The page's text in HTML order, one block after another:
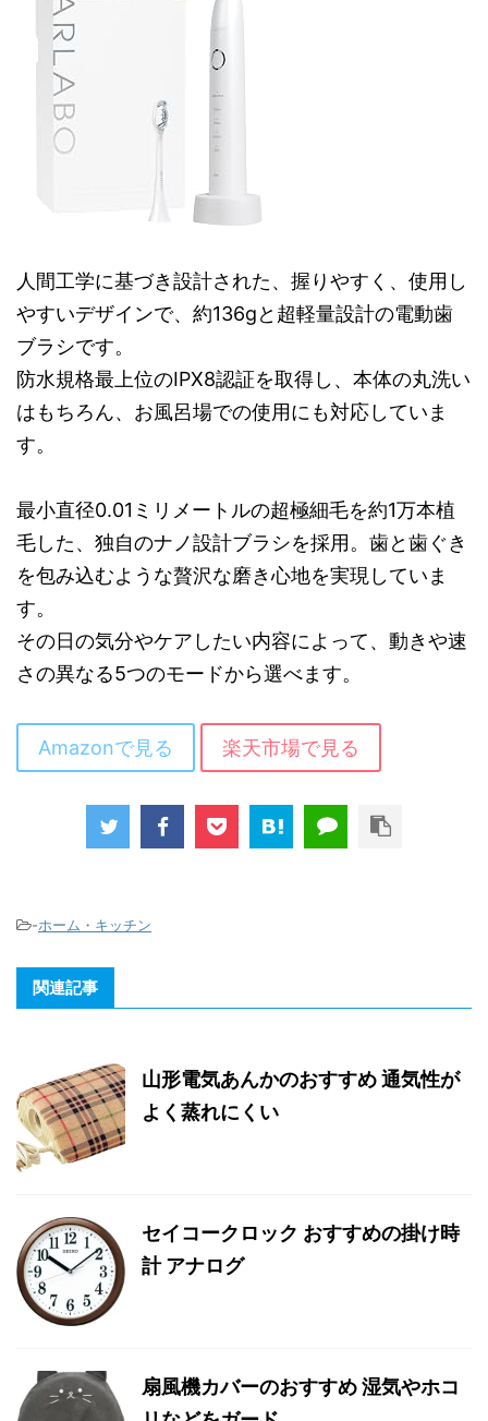
人間工学に基づき設計された、握りやすく、使用し
やすいデザインで、約136gと超軽量設計の電動歯
ブラシです。
防水規格最上位のIPX8認証を取得し、本体の丸洗い
はもちろん、お風呂場での使用にも対応していま
す。
最小直径0.01ミリメートルの超極細毛を約1万本植
毛した、独自のナノ設計ブラシを採用。歯と歯ぐき
を包み込むような贅沢な磨き心地を実現していま
す。
その日の気分やケアしたい内容によって、動きや速
さの異なる5つのモードから選べます。
Amazonで見る 楽天市場で見る
-ホーム・キッチン
関連記事
山形電気あんかのおすすめ 通気性が
よく蒸れにくい
セイコークロック おすすめの掛け時
計 アナログ
扇風機カバーのおすすめ 湿気やホコ